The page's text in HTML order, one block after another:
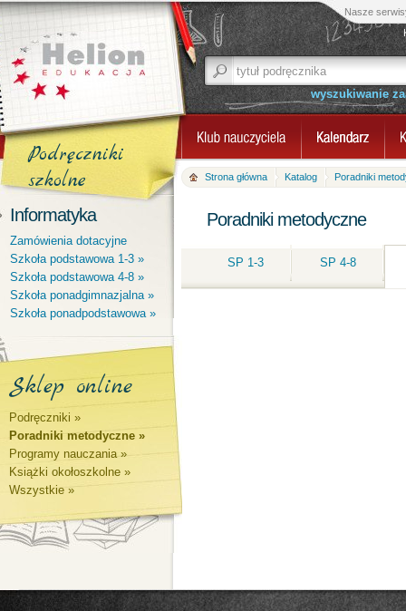
Nasze
wyszukiwanie
Podręczniki
szkolne
Informatyka
Zamówienia dotacyjne
Szkoła podstawowa 1-3 »
Szkoła podstawowa 4-8 »
Szkoła ponadgimnazjalna »
Szkoła ponadpodstawowa »
Sklep online
Podręczniki »
Poradniki metodyczne »
Programy nauczania »
Książki okołoszkolne »
Wszystkie »
Strona główna Katalog Poradniki
Poradniki metodyczne
SP 1-3 SP 4-8